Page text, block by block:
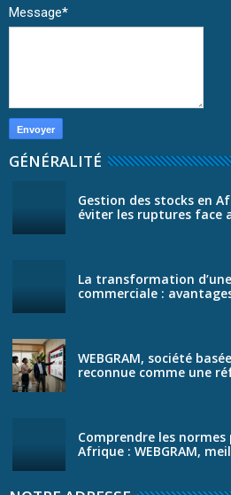
Message*
GÉNÉRALITÉ
Gestion des stocks en
éviter les ruptures face
La transformation
commerciale :
WEBGRAM, société
reconnue comme une
Comprendre les normes
Afrique : WEBGRAM,